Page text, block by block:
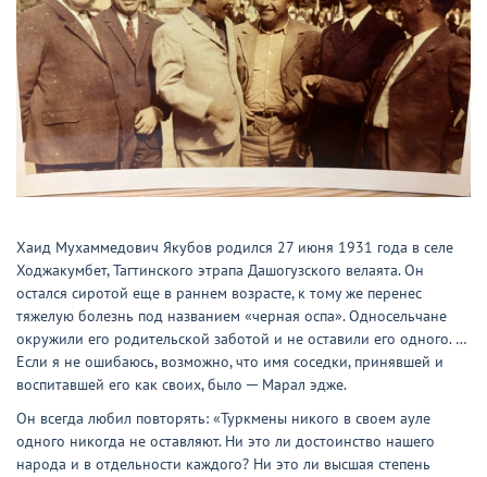
Хаид Мухаммедович Якубов родился 27 июня 1931 года в селе
Ходжакумбет, Тагтинского этрапа Дашогузского велаята. Он
остался сиротой еще в раннем возрасте, к тому же перенес
тяжелую болезнь под названием «черная оспа». Односельчане
окружили его родительской заботой и не оставили его одного. …
Если я не ошибаюсь, возможно, что имя соседки, принявшей и
воспитавшей его как своих, было ─ Марал эдже.
Он всегда любил повторять: «Туркмены никого в своем ауле
одного никогда не оставляют. Ни это ли достоинство нашего
народа и в отдельности каждого? Ни это ли высшая степень